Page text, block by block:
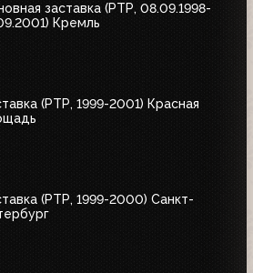
заставка (РТР, 08.09.1998-
Кремль
(РТР, 1999-2001) Красная
(РТР, 1999-2000) Санкт-